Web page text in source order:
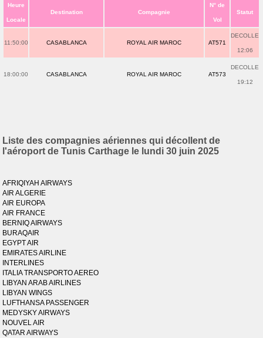
Heure
Locale
Destination Compagnie
N° de
Vol
Statut
11:50:00 CASABLANCA ROYAL AIR MAROC AT571
DECOLLE
12:06
18:00:00 CASABLANCA ROYAL AIR MAROC AT573
DECOLLE
19:12
Liste des compagnies aériennes qui décollent de
l'aéroport de Tunis Carthage le lundi 30 juin 2025
AFRIQIYAH AIRWAYS
AIR ALGERIE
AIR EUROPA
AIR FRANCE
BERNIQ AIRWAYS
BURAQAIR
EGYPT AIR
EMIRATES AIRLINE
INTERLINES
ITALIA TRANSPORTO AEREO
LIBYAN ARAB AIRLINES
LIBYAN WINGS
LUFTHANSA PASSENGER
MEDYSKY AIRWAYS
NOUVEL AIR
QATAR AIRWAYS